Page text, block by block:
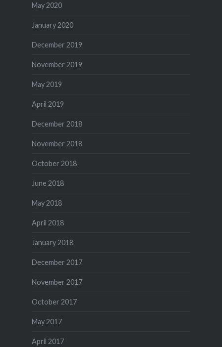
May 2020
January 2020
December 2019
November 2019
May 2019
April 2019
December 2018
November 2018
October 2018
June 2018
May 2018
April 2018
January 2018
December 2017
November 2017
October 2017
May 2017
April 2017